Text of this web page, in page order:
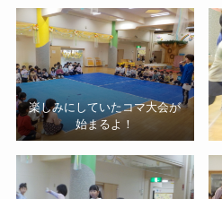
楽しみにしていたコマ大会が
始まるよ！